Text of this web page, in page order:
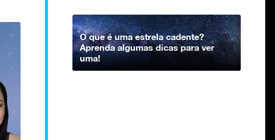
O que é uma estrela cadente?
Aprenda algumas dicas para ver
uma!